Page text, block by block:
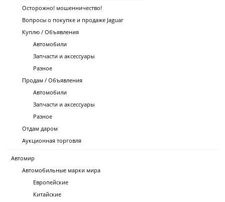
Осторожно! мошенничество!
Вопросы о покупке и продаже Jaguar
Куплю / Объявления
Автомобили
Запчасти и аксессуары
Разное
Продам / Объявления
Автомобили
Запчасти и аксессуары
Разное
Отдам даром
Аукционная торговля
Автомир
Автомобильные марки мира
Европейские
Китайские